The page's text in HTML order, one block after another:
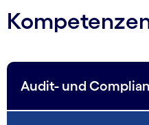
Audit- und